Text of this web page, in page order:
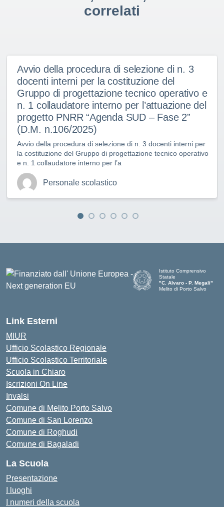
correlati
Avvio della procedura di selezione di n. 3
docenti interni per la costituzione del
Gruppo di progettazione tecnico operativo e
n. 1 collaudatore interno per l’attuazione del
progetto PNRR “Agenda SUD – Fase 2”
(D.M. n.106/2025)
Avvio della procedura di selezione di n. 3 docenti interni per
la costituzione del Gruppo di progettazione tecnico operativo
e n. 1 collaudatore interno per l’a
Personale scolastico
Istituto Comprensivo
Statale
"C. Alvaro - P. Megali"
Melito di Porto Salvo
Link Esterni
MIUR
Ufficio Scolastico Regionale
Ufficio Scolastico Territoriale
Scuola in Chiaro
Iscrizioni On Line
Invalsi
Comune di Melito Porto Salvo
Comune di San Lorenzo
Comune di Roghudi
Comune di Bagaladi
La Scuola
Presentazione
I luoghi
I numeri della scuola